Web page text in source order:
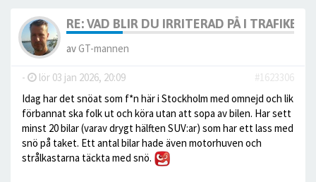
RE: VAD BLIR DU IRRITERAD PÅ I TRAFIKEN?
avGT-mannen
- lör 03 jan 2026, 20:09
#1623306
Idag har det snöat som f*n här i Stockholm med omnejd och lik
förbannat ska folk ut och köra utan att sopa av bilen. Har sett
minst 20 bilar (varav drygt hälften SUV:ar) som har ett lass med
snö på taket. Ett antal bilar hade även motorhuven och
strålkastarna täckta med snö.